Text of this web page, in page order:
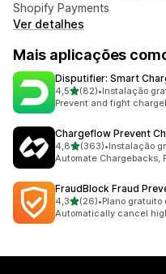
Shopify Payments
Ver detalhes
Mais aplicações
Disputifier: Smart
4,5de 5 estrelas
(82)
82 total de avaliações
•Instalação
Prevent and fight
Chargeflow Prevent
4,8de 5 estrelas
(363)
363 total de avaliações
•Instalação
Automate Chargebacks,
FraudBlock Fraud
4,3de 5 estrelas
(26)
26 total de avaliações
•Plano gratuito
Automatically cancel